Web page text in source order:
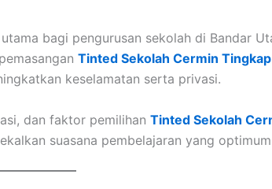
bagi pengurusan sekolah di Bandar
Tinted Sekolah Cermin
keselamatan serta privasi.
dan faktor pemilihan Tinted Sekolah
suasana pembelajaran yang